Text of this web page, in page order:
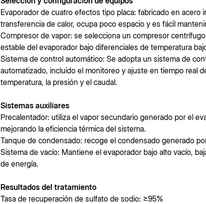
Evaporador de cuatro efectos tipo placa: fabricado en acero
transferencia de calor, ocupa poco espacio y es fácil
Compresor de vapor: se selecciona un compresor
estable del evaporador bajo diferenciales de temperatura
Sistema de control automático: Se adopta un sistema de
automatizado, incluido el monitoreo y ajuste en tiempo real
temperatura, la presión y el caudal.
Sistemas auxiliares
Precalentador: utiliza el vapor secundario generado por el
mejorando la eficiencia térmica del sistema.
Tanque de condensado: recoge el condensado generado
Sistema de vacío: Mantiene el evaporador bajo alto vacío,
de energía.
Resultados del tratamiento
Tasa de recuperación de sulfato de sodio: ≥95%